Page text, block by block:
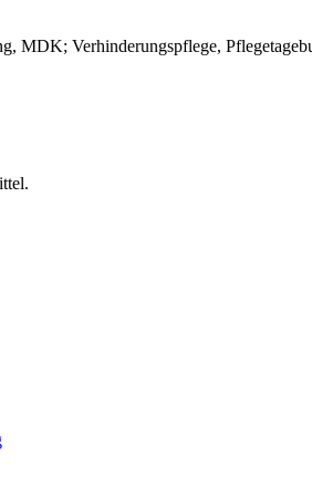
MDK; Verhinderungspflege,